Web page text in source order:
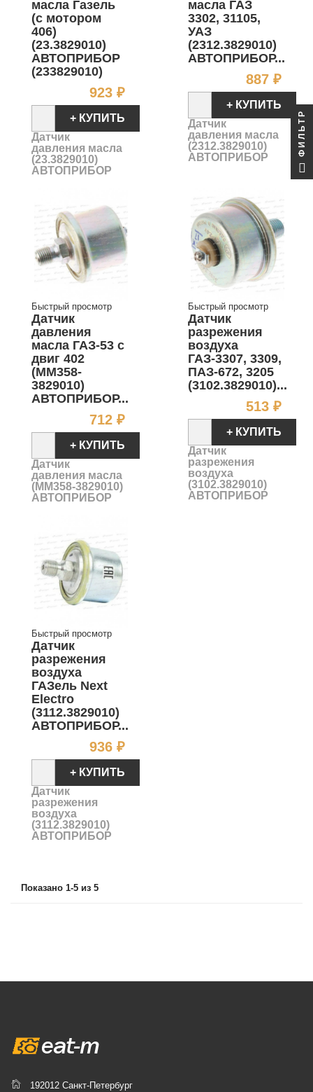
масла Газель
(с мотором
406)
(23.3829010)
АВТОПРИБОР
(233829010)
923 ₽Цена
+ КУПИТЬ
Датчик
давления масла
(23.3829010)
АВТОПРИБОР
масла ГАЗ
3302, 31105,
УАЗ
(2312.3829010)
АВТОПРИБОР...
887 ₽
+ КУПИТЬ
Датчик
давления масла
(2312.3829010)
АВТОПРИБОР
Быстрый просмотр
Датчик
давления
масла ГАЗ-53 с
двиг 402
(ММ358-
3829010)
АВТОПРИБОР...
712 ₽Цена
+ КУПИТЬ
Датчик
давления масла
(ММ358-3829010)
АВТОПРИБОР
Быстрый просмотр
Датчик
разрежения
воздуха
ГАЗ-3307, 3309,
ПАЗ-672, 3205
(3102.3829010)...
513 ₽
+ КУПИТЬ
Датчик
разрежения
воздуха
(3102.3829010)
АВТОПРИБОР
Быстрый просмотр
Датчик
разрежения
воздуха
ГАЗель Next
Electro
(3112.3829010)
АВТОПРИБОР...
936 ₽Цена
+ КУПИТЬ
Датчик
разрежения
воздуха
(3112.3829010)
АВТОПРИБОР
Показано 1-5 из 5
192012 Санкт-Петербург
ФИЛЬТР